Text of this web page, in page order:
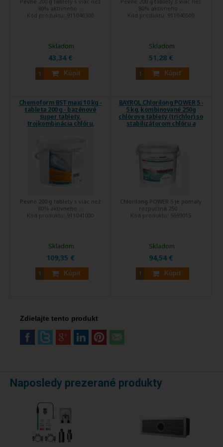
80% aktívneho ...
Kód produktu: 911040300
43,34 €
Kúpiť
Skladom
80% aktívneho ...
Kód produktu: 911040500
51,28 €
Kúpiť
Skladom
Chemoform BST maxi 10 kg -
tableta 200 g - bazénové
super tablety,
trojkombinácia chlóru,
Pevné 200 g tablety s viac než
80% aktívneho ...
Kód produktu: 911041000
109,35 €
Kúpiť
Skladom
BAYROL Chlorilong POWER 5 -
5 kg, kombinované 250g
chlórove tablety (trichlor) so
stabilizátorom chlóru a
Chlorilong POWER 5 je pomaly
rozpustná 250 ...
Kód produktu: 5699015
94,54 €
Kúpiť
Skladom
Zdielajte tento produkt
Naposledy prezerané produkty